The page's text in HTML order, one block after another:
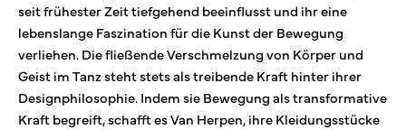
seit frühester Zeit tiefgehend beeinflusst und ihr eine
lebenslange Faszination für die Kunst der Bewegung
verliehen. Die fließende Verschmelzung von Körper und
Geist im Tanz steht stets als treibende Kraft hinter ihrer
Designphilosophie. Indem sie Bewegung als transformative
Kraft begreift, schafft es Van Herpen, ihre Kleidungsstücke